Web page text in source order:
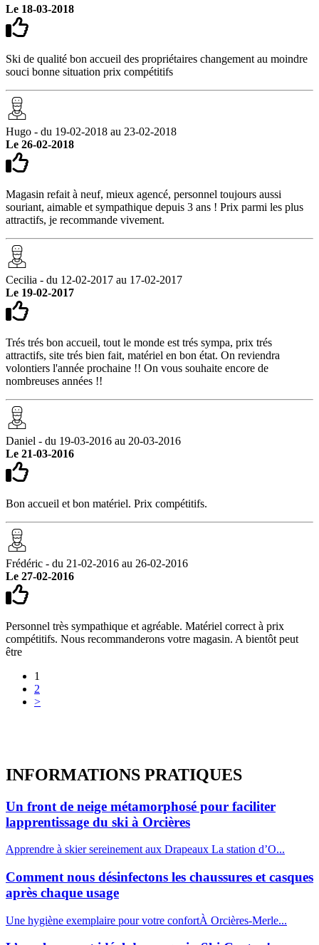
Le 18-03-2018
Ski de qualité bon accueil des propriétaires changement au moindre
souci bonne situation prix compétitifs
Hugo - du 19-02-2018 au 23-02-2018
Le 26-02-2018
Magasin refait à neuf, mieux agencé, personnel toujours aussi
souriant, aimable et sympathique depuis 3 ans ! Prix parmi les plus
attractifs, je recommande vivement.
Cecilia - du 12-02-2017 au 17-02-2017
Le 19-02-2017
Trés trés bon accueil, tout le monde est trés sympa, prix trés
attractifs, site trés bien fait, matériel en bon état. On reviendra
volontiers l'année prochaine !! On vous souhaite encore de
nombreuses années !!
Daniel - du 19-03-2016 au 20-03-2016
Le 21-03-2016
Bon accueil et bon matériel. Prix compétitifs.
Frédéric - du 21-02-2016 au 26-02-2016
Le 27-02-2016
Personnel très sympathique et agréable. Matériel correct à prix
compétitifs. Nous recommanderons votre magasin. A bientôt peut
être
1
2
>
INFORMATIONS PRATIQUES
Un front de neige métamorphosé pour faciliter
lapprentissage du ski à Orcières
Apprendre à skier sereinement aux Drapeaux La station d’O...
Comment nous désinfectons les chaussures et casques
après chaque usage
Une hygiène exemplaire pour votre confortÀ Orcières-Merle...